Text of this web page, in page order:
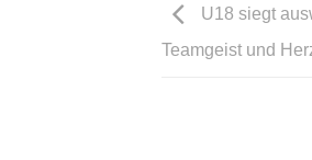
U18 siegt
Teamgeist und